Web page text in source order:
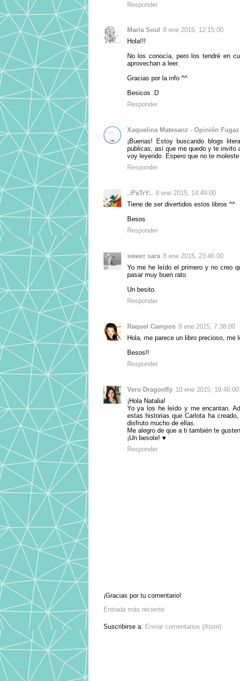
Responder
Maria Soul
8 ene 2015, 12:15:00
Hola!!!
No los conocía, pero los tendré en
aprovechan a leer.
Gracias por la info ^^
Besicos :D
Responder
Xaquelina Matesanz - Opinión Fugaz
¡Buenas! Estoy buscando blogs
publicas, así que me quedo y te invito
voy leyendo. Espero que no te
Responder
.:PaTrY:. 8 ene 2015, 14:49:00
Tiene de ser divertidos estos libros ^^
Besos
Responder
ѕweeт ѕara 8 ene 2015, 23:46:00
Yo me he leído el primero y no creo
pasar muy buen rato.
Un besito.
Responder
Raquel Campos 9 ene 2015, 7:38:00
Hola, me parece un libro precioso, me
Besos!!
Responder
Vero Dragonfly 10 ene 2015, 19:46:00
¡Hola Natalia!
Yo ya los he leído y me encantan.
estas historias que Carlota ha
disfruto mucho de ellas.
Me alegro de que a ti también te gusten.
¡Un besote! ♥︎
Responder
¡Gracias por tu comentario!
Entrada más reciente
Suscribirse a: Enviar comentarios (Atom)